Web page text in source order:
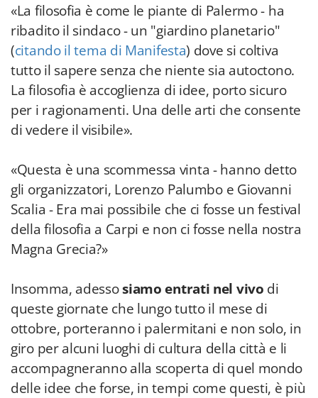
«La filosofia è come le piante di Palermo - ha
ribadito il sindaco - un "giardino planetario"
(citando il tema di Manifesta) dove si coltiva
tutto il sapere senza che niente sia autoctono.
La filosofia è accoglienza di idee, porto sicuro
per i ragionamenti. Una delle arti che consente
di vedere il visibile».
«Questa è una scommessa vinta - hanno detto
gli organizzatori, Lorenzo Palumbo e Giovanni
Scalia - Era mai possibile che ci fosse un festival
della filosofia a Carpi e non ci fosse nella nostra
Magna Grecia?»
Insomma, adessosiamo entrati nel vivo di
queste giornate che lungo tutto il mese di
ottobre, porteranno i palermitani e non solo, in
giro per alcuni luoghi di cultura della città e li
accompagneranno alla scoperta di quel mondo
delle idee che forse, in tempi come questi, è più